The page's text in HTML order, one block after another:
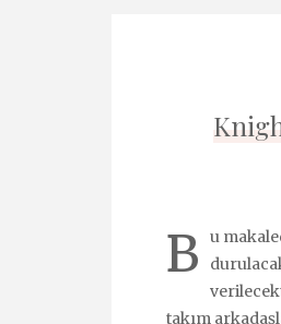
B u
takım